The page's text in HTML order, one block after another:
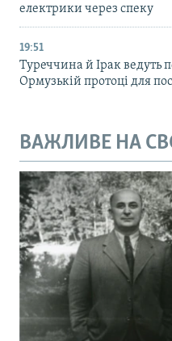
електрики через спеку
19:51
Туреччина й Ірак ведуть
Ормузькій протоці для
ВАЖЛИВЕ НА